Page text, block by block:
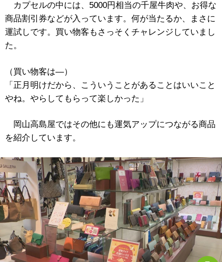
カプセルの中には、5000円相当の千屋牛肉や、お得な
商品割引券などが入っています。何が当たるか、まさに
運試しです。買い物客もさっそくチャレンジしていまし
た。
（買い物客は―）
「正月明けだから、こういうことがあることはいいこと
やね。やらしてもらって楽しかった」
岡山高島屋ではその他にも運気アップにつながる商品
を紹介しています。